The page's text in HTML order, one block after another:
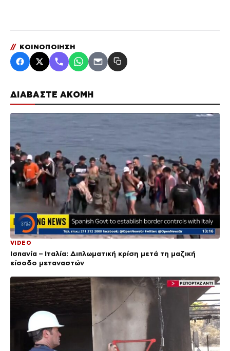
ΔΙΑΒΑΣΤΕ ΑΚΟΜΗ
VIDEO
Ισπανία – Ιταλία: Διπλωματική κρίση μετά τη μαζική
είσοδο μεταναστών
// ΚΟΙΝΟΠΟΙΗΣΗ